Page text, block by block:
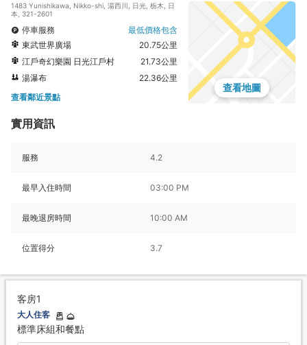
1483 Yunishikawa, Nikko-shi, 湯西川, 日光, 栃木, 日
本, 321-2601
停車服務
最低價格包含
東武世界廣場
20.75公里
江戶奇幻樂園 日光江戶村
21.73公里
湯瀑布
22.36公里
查看鄰近景點
查看地圖
實用資訊
服務 4.2
最早入住時間 03:00 PM
最晚退房時間 10:00 AM
位置得分 3.7
客房1
大人住客
標準床組和餐點